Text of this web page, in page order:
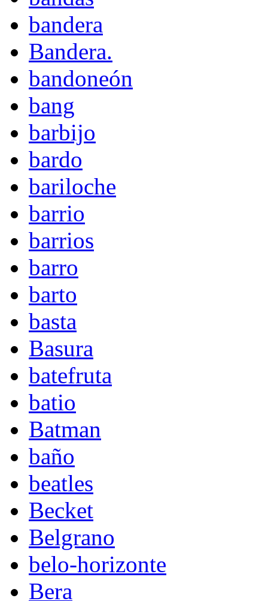
bandera
Bandera.
bandoneón
bang
barbijo
bardo
bariloche
barrio
barrios
barro
barto
basta
Basura
batefruta
batio
Batman
baño
beatles
Becket
Belgrano
belo-horizonte
Bera